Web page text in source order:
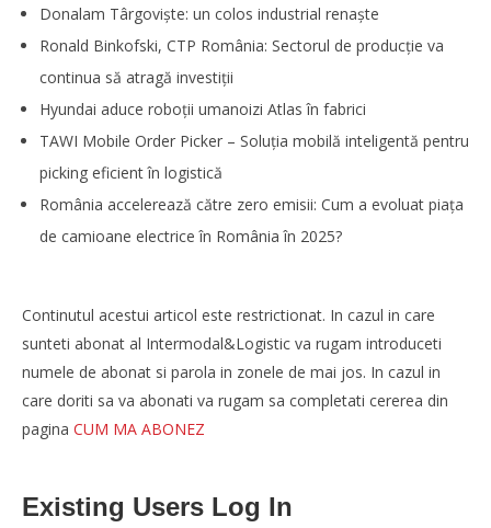
NOW VIEWING
Revista IL ianuarie-februarie 2026
Redacția
Donalam Târgoviște: un colos industrial renaște
Ronald Binkofski, CTP România: Sectorul de producție va
continua să atragă investiții
Hyundai aduce roboții umanoizi Atlas în fabrici
TAWI Mobile Order Picker – Soluția mobilă inteligentă pentru
picking eficient în logistică
România accelerează către zero emisii: Cum a evoluat piața
de camioane electrice în România în 2025?
Continutul acestui articol este restrictionat. In cazul in care
sunteti abonat al Intermodal&Logistic va rugam introduceti
numele de abonat si parola in zonele de mai jos. In cazul in
care doriti sa va abonati va rugam sa completati cererea din
pagina CUM MA ABONEZ
Existing Users Log In